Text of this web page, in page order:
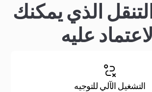
الذي يمكنك
عليه
التشغيل الآلي للتوجيه